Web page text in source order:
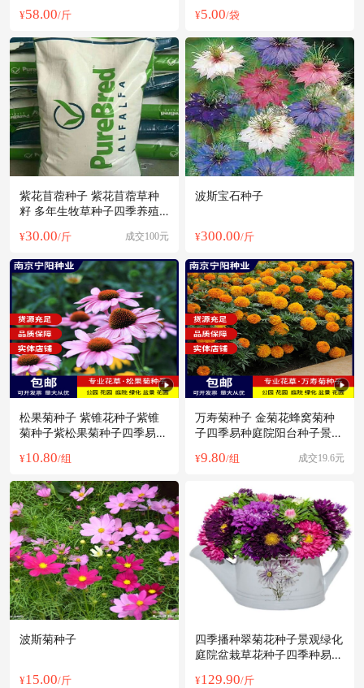
¥58.00/斤 ¥5.00/袋
紫花苜蓿种子 紫花苜蓿草种
籽 多年生牧草种子四季养殖
¥30.00/斤 成交100元
波斯宝石种子
¥300.00/斤
松果菊种子 紫锥花种子紫锥
菊种子紫松果菊种子四季易种
¥10.80/组
万寿菊种子 金菊花蜂窝菊种
子四季易种庭院阳台种子景观
¥9.80/组 成交19.6元
波斯菊种子
¥15.00/斤
四季播种翠菊花种子景观绿化
庭院盆栽草花种子四季种易活
¥129.90/斤